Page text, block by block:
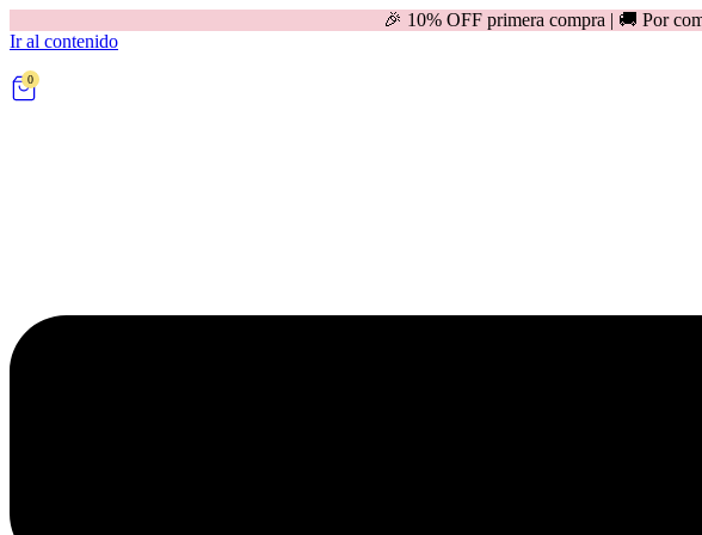
🎉 10% OFF primera compra | 🚚 Por compras
Ir al contenido
0